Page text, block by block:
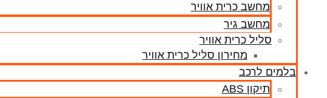
מחשב כרית אוויר
מחשב גיר
סליל כרית אוויר
מחירון סליל כרית אוויר
בלמים לרכב
תיקון ABS